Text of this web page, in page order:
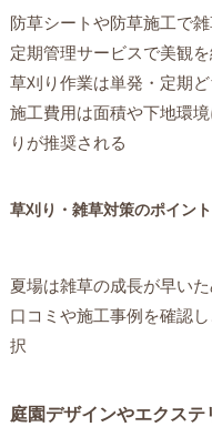
防草シートや防草施工で
定期管理サービスで美観
草刈り作業は単発・定期
施工費用は面積や下地環
りが推奨される
草刈り・雑草対策のポイント
夏場は雑草の成長が早い
口コミや施工事例を確認
択
庭園デザインやエクス